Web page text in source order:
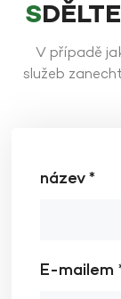
V případě
služeb
název *
E-mailem